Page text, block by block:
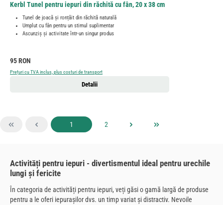
Kerbl Tunel pentru iepuri din răchită cu fân, 20 x 38 cm
Tunel de joacă și ronțăit din răchită naturală
Umplut cu fân pentru un stimul suplimentar
Ascunziș și activitate într-un singur produs
Preț obișnuit:
95 RON
Prețuri cu TVA inclus, plus costuri de transport
Detalii
Pagina
1 Pagina
2
Activități pentru iepuri - divertismentul ideal pentru urechile
lungi și fericite
În categoria de activități pentru iepuri, veți găsi o gamă largă de produse
pentru a le oferi iepurașilor dvs. un timp variat și distractiv. Nevoile